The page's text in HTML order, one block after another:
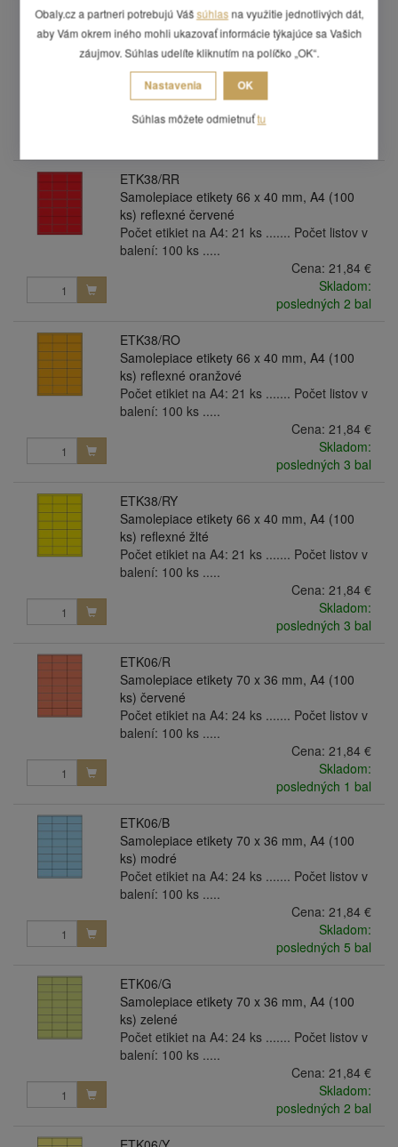
ETK38/RG
Samolepiace etikety 66 x 40 mm, A4 (100
ks) refexní zelené
Počet etikiet na A4: 21 ks ....... Počet listov v
balení: 100 ks .....
ETK38/RR
Samolepiace etikety 66 x 40 mm, A4 (100
ks) reflexné červené
Počet etikiet na A4: 21 ks ....... Počet listov v
balení: 100 ks .....
Cena: 21,84 €
Skladom:
posledných 2 bal
ETK38/RO
Samolepiace etikety 66 x 40 mm, A4 (100
ks) reflexné oranžové
Počet etikiet na A4: 21 ks ....... Počet listov v
balení: 100 ks .....
Cena: 21,84 €
Skladom:
posledných 3 bal
ETK38/RY
Samolepiace etikety 66 x 40 mm, A4 (100
ks) reflexné žlté
Počet etikiet na A4: 21 ks ....... Počet listov v
balení: 100 ks .....
Cena: 21,84 €
Skladom:
posledných 3 bal
ETK06/R
Samolepiace etikety 70 x 36 mm, A4 (100
ks) červené
Počet etikiet na A4: 24 ks ....... Počet listov v
balení: 100 ks .....
Cena: 21,84 €
Skladom:
posledných 1 bal
ETK06/B
Samolepiace etikety 70 x 36 mm, A4 (100
ks) modré
Počet etikiet na A4: 24 ks ....... Počet listov v
balení: 100 ks .....
Cena: 21,84 €
Skladom:
posledných 5 bal
ETK06/G
Samolepiace etikety 70 x 36 mm, A4 (100
ks) zelené
Počet etikiet na A4: 24 ks ....... Počet listov v
balení: 100 ks .....
Cena: 21,84 €
Skladom:
posledných 2 bal
Obaly.cz a partneri potrebujú Vášsúhlas na využitie jednotlivých dát,
aby Vám okrem iného mohli ukazovať informácie týkajúce sa Vašich
záujmov. Súhlas udelíte kliknutím na políčko „OK“.
Nastavenia OK
Súhlas môžete odmietnuťtu